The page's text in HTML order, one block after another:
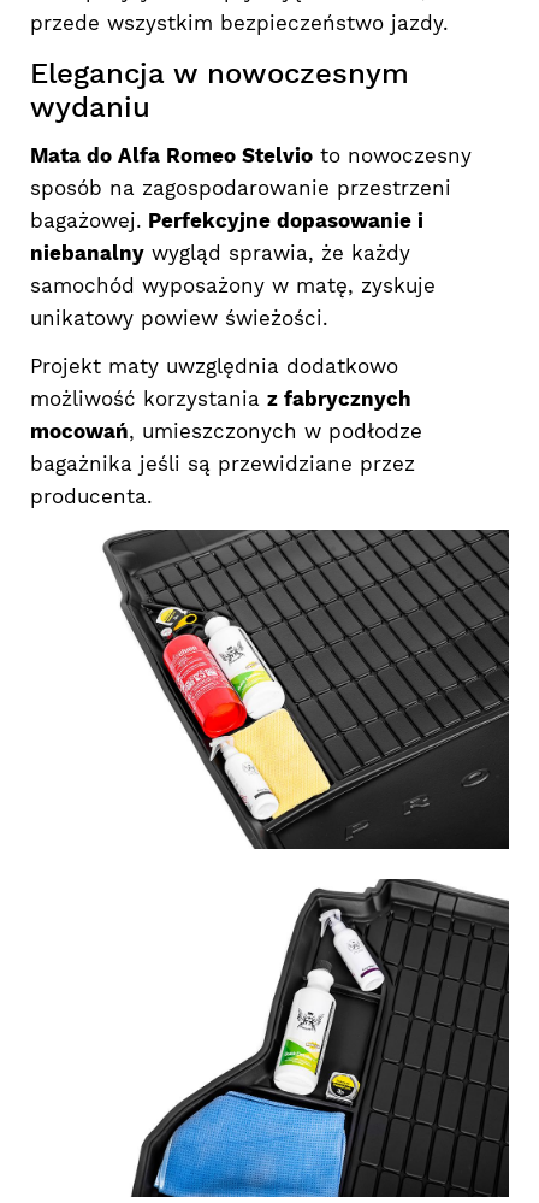
przede wszystkim bezpieczeństwo jazdy.
Elegancja w nowoczesnym
wydaniu
Mata do Alfa Romeo Stelvio to nowoczesny
sposób na zagospodarowanie przestrzeni
bagażowej. Perfekcyjne dopasowanie i
niebanalny wygląd sprawia, że każdy
samochód wyposażony w matę, zyskuje
unikatowy powiew świeżości.
Projekt maty uwzględnia dodatkowo
możliwość korzystania z fabrycznych
mocowań, umieszczonych w podłodze
bagażnika jeśli są przewidziane przez
producenta.